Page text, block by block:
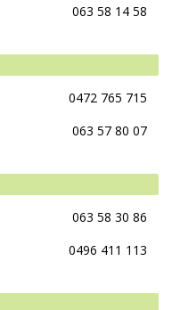
063 58 14 58
0472 765 715
063 57 80 07
063 58 30 86
0496 411 113